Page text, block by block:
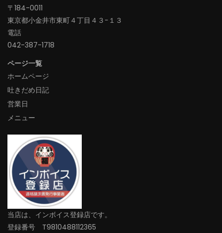
〒184-0011
東京都小金井市東町４丁目４３−１３
電話
042-387-1718‬
ページ一覧
ホームページ
吐きだめ日記
営業日
メニュー
当店は、インボイス登録店です。
登録番号 T9810488112365